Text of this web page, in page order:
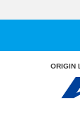
ORIGIN